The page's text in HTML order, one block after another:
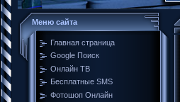
Меню сайта
Главная страница
Google Поиск
Онлайн ТВ
Бесплатные SMS
Фотошоп Онлайн